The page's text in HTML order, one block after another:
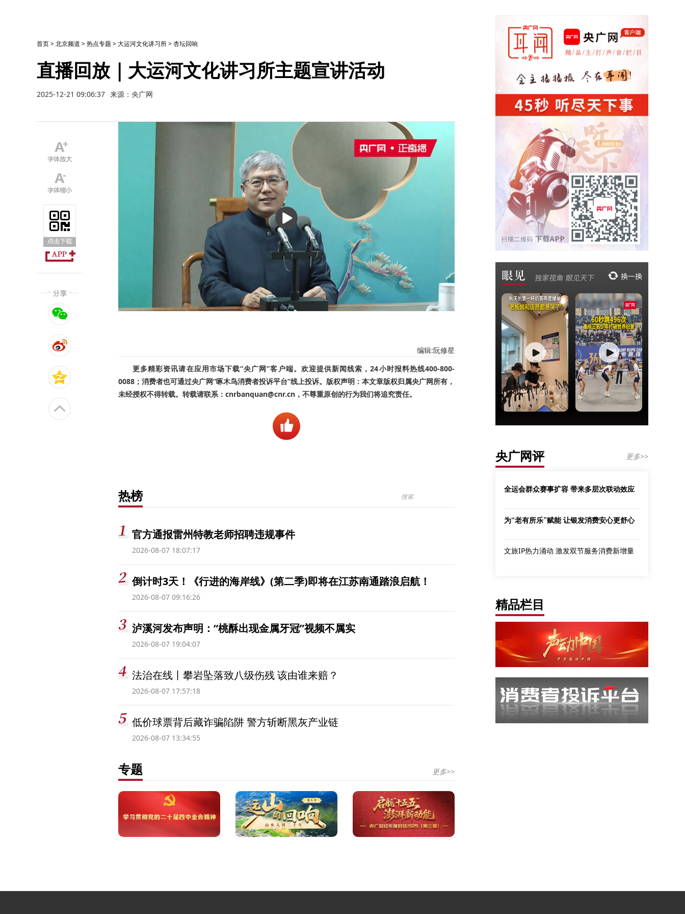
首页>北京频道 >热点专题 >大运河文化讲习所>杏坛回响
直播回放｜大运河文化讲习所主题宣讲活动
2025-12-21 09:06:37 来源：央广网
播
放
编辑:阮修星
更多精彩资讯请在应用市场下载“央广网”客户端。欢迎提供新闻线索，24小时报料热线400-800-
0088；消费者也可通过央广网“啄木鸟消费者投诉平台”线上投诉。版权声明：本文章版权归属央广网所有，
未经授权不得转载。转载请联系：cnrbanquan@cnr.cn，不尊重原创的行为我们将追究责任。
热榜
官方通报雷州特教老师招聘违规事件
2026-08-07 18:07:17
倒计时3天！《行进的海岸线》(第二季)即将在江苏南通踏浪启航！
2026-08-07 09:16:26
泸溪河发布声明：“桃酥出现金属牙冠”视频不属实
2026-08-07 19:04:07
法治在线丨攀岩坠落致八级伤残 该由谁来赔？
2026-08-07 17:57:18
低价球票背后藏诈骗陷阱 警方斩断黑灰产业链
2026-08-07 13:34:55
专题 更多>>
央广网评 更多>>
全运会群众赛事扩容 带来多层次联动效应
为“老有所乐”赋能 让银发消费安心更舒心
文旅IP热力涌动 激发双节服务消费新增量
精品栏目